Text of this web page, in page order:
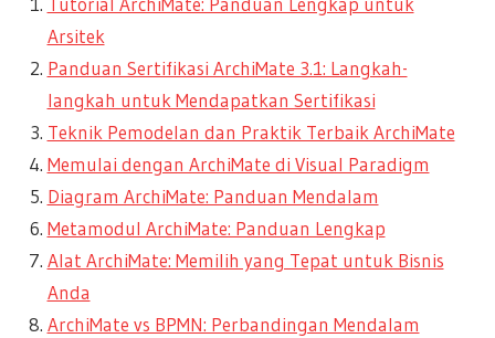
Arsitek
Panduan Sertifikasi ArchiMate 3.1: Langkah-
langkah untuk Mendapatkan Sertifikasi
Teknik Pemodelan dan Praktik Terbaik ArchiMate
Memulai dengan ArchiMate di Visual Paradigm
Diagram ArchiMate: Panduan Mendalam
Metamodul ArchiMate: Panduan Lengkap
Alat ArchiMate: Memilih yang Tepat untuk Bisnis
Anda
ArchiMate vs BPMN: Perbandingan Mendalam